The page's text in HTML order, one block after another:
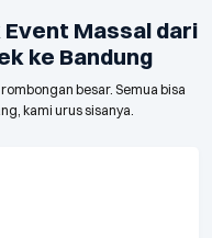
Massal dari
ke Bandung
besar. Semua bisa
kami urus sisanya.